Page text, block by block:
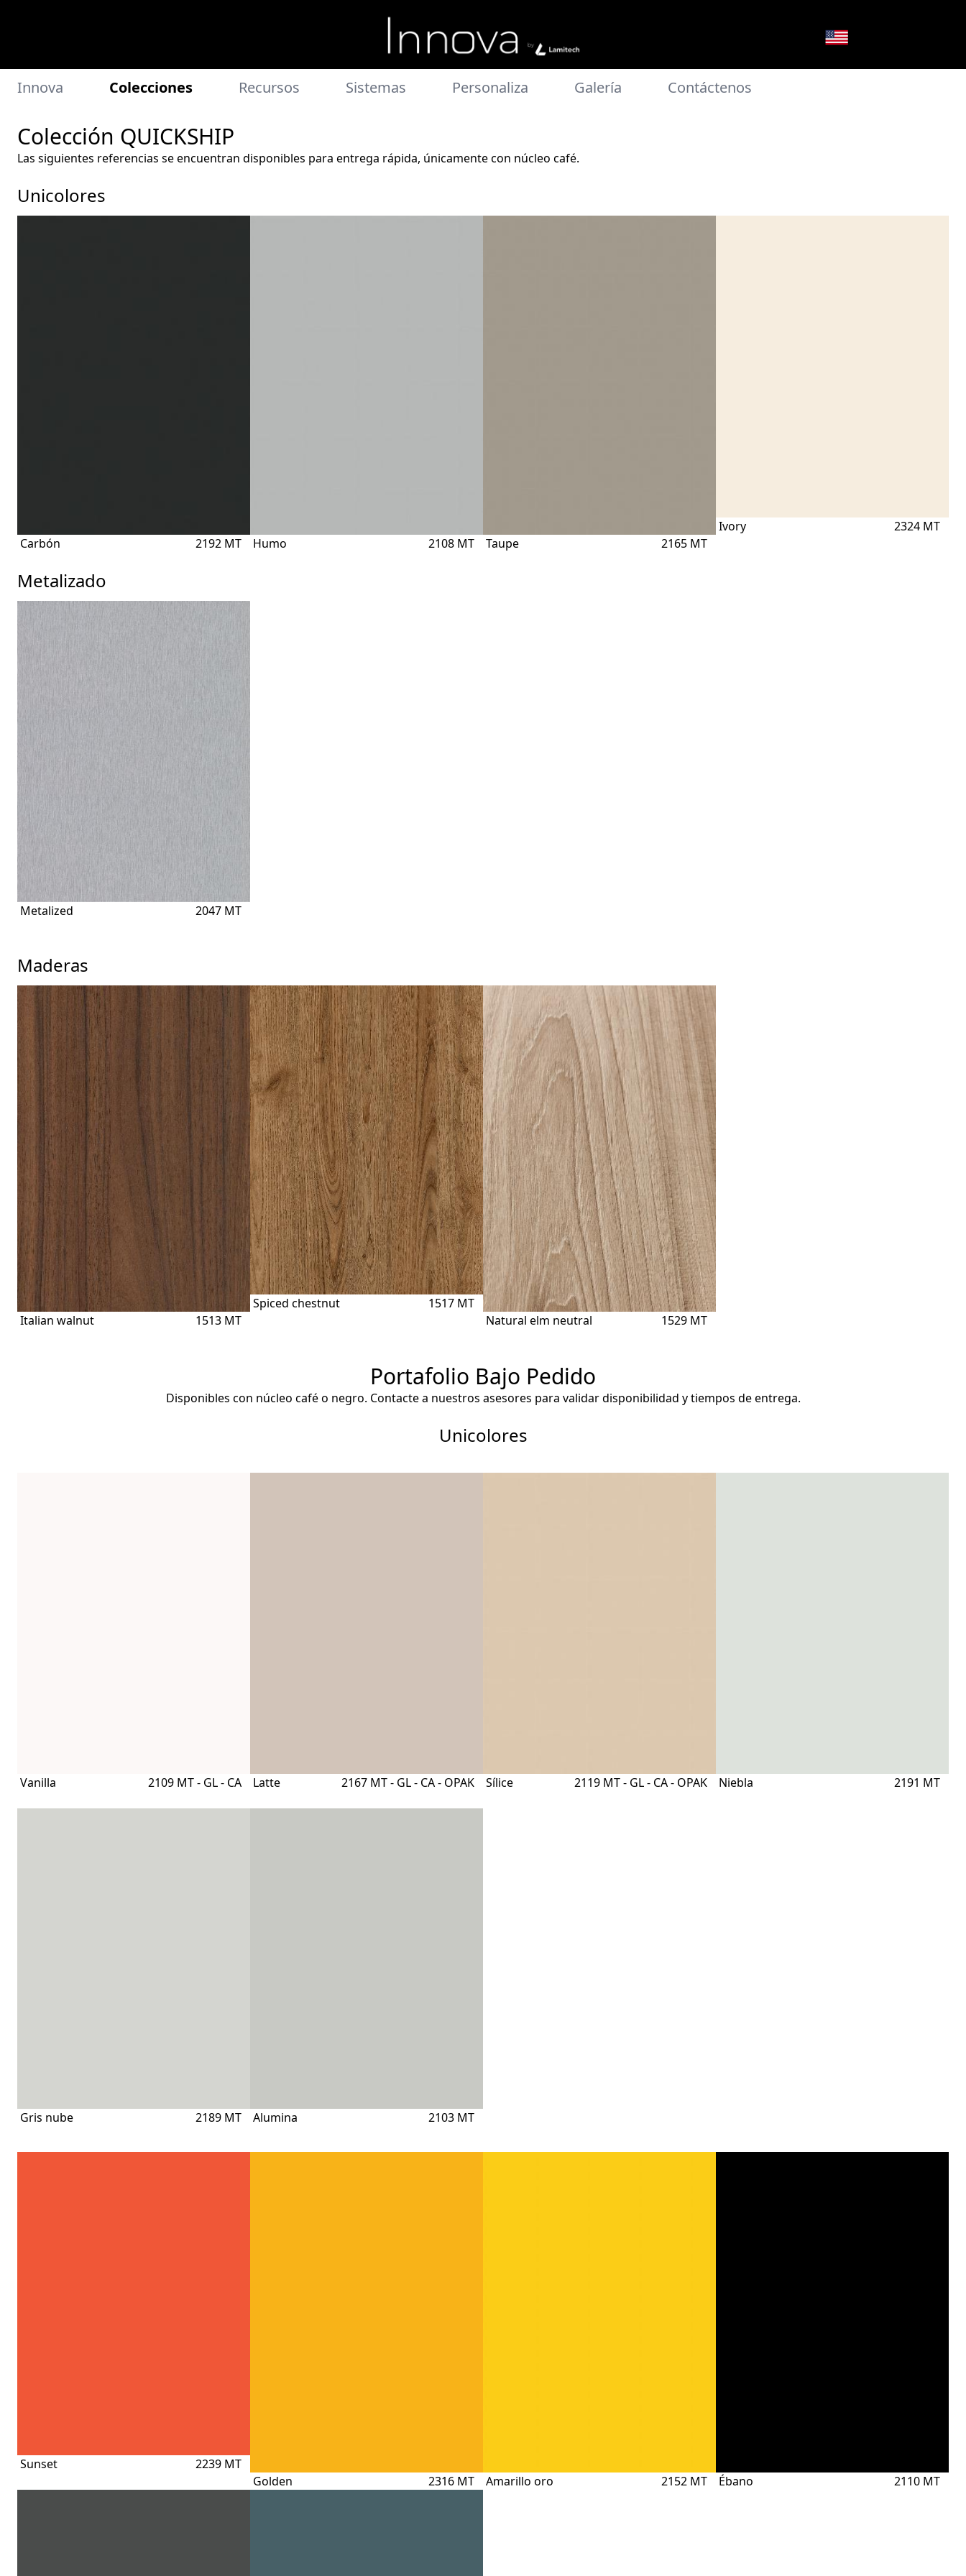
Innova Colecciones Recursos Sistemas Personaliza Galería Contáctenos
Colección QUICKSHIP
Las siguientes referencias se encuentran disponibles para entrega rápida, únicamente con núcleo café.
Unicolores
Carbón 2192 MT Humo 2108 MT Taupe 2165 MT
Ivory 2324 MT
Metalizado
Metalized 2047 MT
Maderas
Italian walnut 1513 MT
Spiced chestnut
1517 MT
Natural elm neutral
1529 MT
Portafolio Bajo Pedido
Disponibles con núcleo café o negro. Contacte a nuestros asesores para validar disponibilidad y tiempos de entrega.
Unicolores
Vanilla 2109 MT - GL - CA Latte 2167 MT - GL - CA - OPAK Sílice 2119 MT - GL - CA - OPAK Niebla 2191 MT
Gris nube 2189 MT Alumina 2103 MT
Sunset
2239 MT
Golden
2316 MT Amarillo oro 2152 MT Ébano 2110 MT